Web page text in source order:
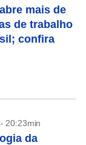
mais de
de trabalho
confira
20:23min
da